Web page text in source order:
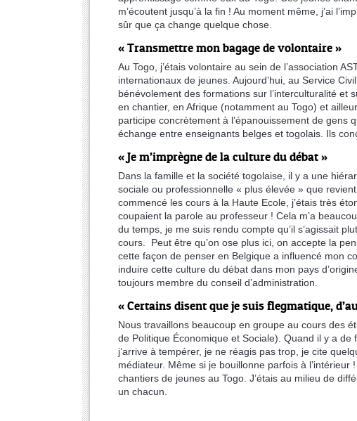
m’écoutent jusqu’à la fin ! Au moment même, j’ai
sûr que ça change quelque chose.
« Transmettre mon bagage de volontaire »
Au Togo, j’étais volontaire au sein de l’association
internationaux de jeunes. Aujourd’hui, au Service
bénévolement des formations sur l’interculturalité
en chantier, en Afrique (notamment au Togo) et
participe concrètement à l’épanouissement de
échange entre enseignants belges et togolais. Ils
« Je m’imprègne de la culture du débat »
Dans la famille et la société togolaise, il y a une
sociale ou professionnelle « plus élevée » que
commencé les cours à la Haute Ecole, j’étais très
coupaient la parole au professeur ! Cela m’a
du temps, je me suis rendu compte qu’il s’agissait
cours. Peut être qu’on ose plus ici, on accepte la
cette façon de penser en Belgique a influencé mon
induire cette culture du débat dans mon pays
toujours membre du conseil d’administration. ​
« Certains disent que je suis flegmatique,
Nous travaillons beaucoup en groupe au cours des
de Politique Économique et Sociale). Quand il y a de
j’arrive à tempérer, je ne réagis pas trop, je cite
médiateur. Même si je bouillonne parfois à l’intérieur
chantiers de jeunes au Togo. J’étais au milieu de
un chacun.